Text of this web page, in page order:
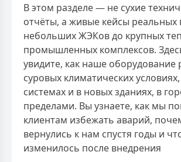
В этом разделе — не сухие
отчёты, а живые кейсы реальных
небольших ЖЭКов до крупных
промышленных комплексов.
увидите, как наше оборудование
суровых климатических
системах и в новых зданиях, в
пределами. Вы узнаете, как мы
клиентам избежать аварий,
вернулись к нам спустя годы и
изменилось после внедрения